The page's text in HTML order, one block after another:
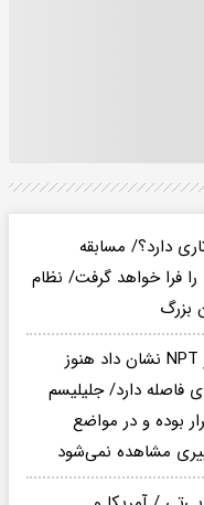
دارد؟/ مسابقه
فرا خواهد گرفت/ نظام
بزرگ
مصوبه مجلس درباره خروج ایران از NPT نشان داد هنوز
فاصله دارد/ جلیلیسم
بوده و در مواضع
مشاهده نمی‌شود